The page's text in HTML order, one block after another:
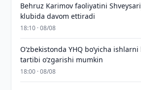
Behruz Karimov faoliyatini
klubida davom ettiradi
18:10 · 08/08
O‘zbekistonda YHQ bo‘yicha
tartibi o‘zgarishi mumkin
18:00 · 08/08